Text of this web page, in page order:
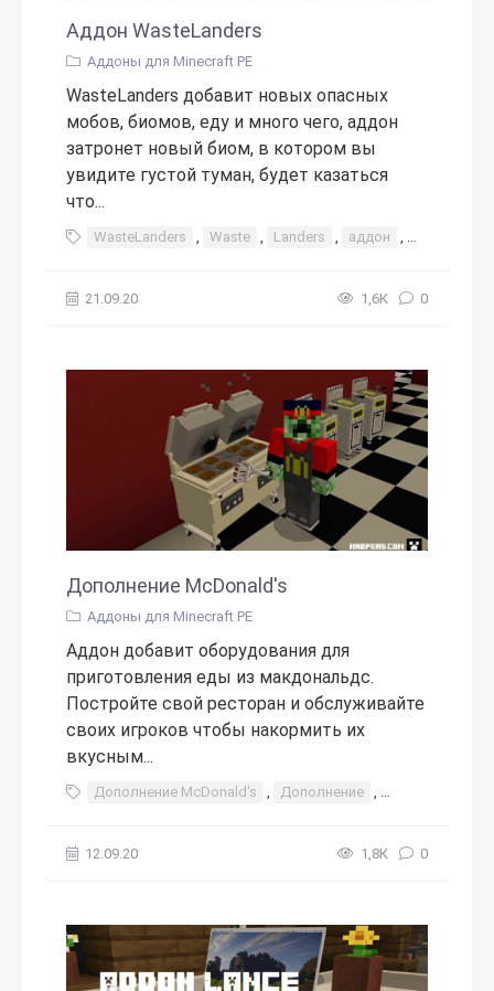
Аддон WasteLanders
Аддоны для Minecraft PE
WasteLanders добавит новых опасных
мобов, биомов, еду и много чего, аддон
затронет новый биом, в котором вы
увидите густой туман, будет казаться
что...
WasteLanders , Waste , Landers , аддон , мод
21.09.20 1,6К 0
Дополнение McDonald's
Аддоны для Minecraft PE
Аддон добавит оборудования для
приготовления еды из макдональдс.
Постройте свой ресторан и обслуживайте
своих игроков чтобы накормить их
вкусным...
Дополнение McDonald's , Дополнение , макдак
12.09.20 1,8К 0